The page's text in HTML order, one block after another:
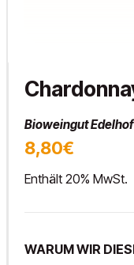
Bioweingut
8,80€
Enthält 20% MwSt.
WARUM WIR